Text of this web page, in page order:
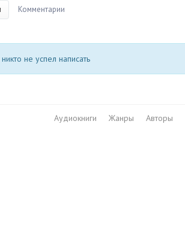
Комментарии
не успел написать
Аудиокниги Жанры Авторы